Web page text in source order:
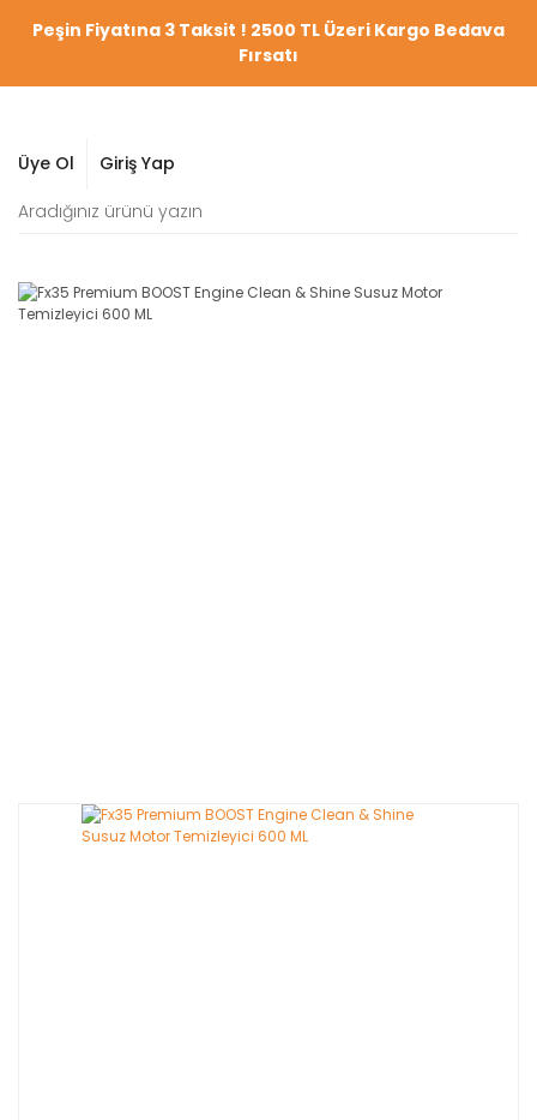
Peşin Fiyatına 3 Taksit ! 2500 TL Üzeri Kargo Bedava
Fırsatı
Üye Ol Giriş Yap
YENİ